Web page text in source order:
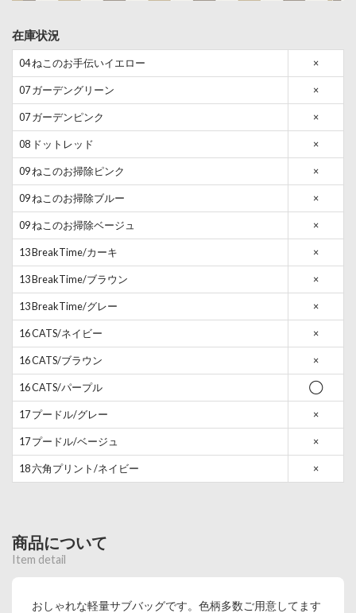
在庫状況
04 ねこのお手伝いイエロー ×
07 ガーデングリーン ×
07 ガーデンピンク ×
08 ドットレッド ×
09 ねこのお掃除ピンク ×
09 ねこのお掃除ブルー ×
09 ねこのお掃除ベージュ ×
13 BreakTime/カーキ ×
13 BreakTime/ブラウン ×
13 BreakTime/グレー ×
16 CATS/ネイビー ×
16 CATS/ブラウン ×
16 CATS/パープル ◯
17 プードル/グレー ×
17 プードル/ベージュ ×
18 六角プリント/ネイビー ×
商品について
Item detail
おしゃれな軽量サブバッグです。色柄多数ご用意してます